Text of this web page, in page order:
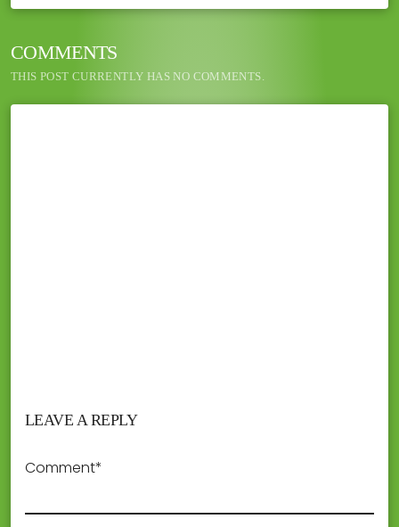
COMMENTS
THIS POST CURRENTLY HAS NO COMMENTS.
LEAVE A REPLY
Comment*